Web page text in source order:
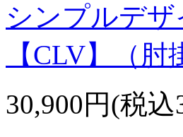
シンプルデ
【CLV】（肘
30,900円(税込